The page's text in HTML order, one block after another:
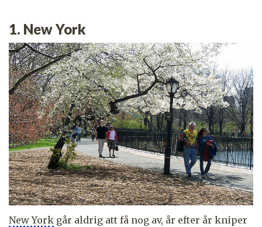
1. New York
New York går aldrig att få nog av, år efter år kniper